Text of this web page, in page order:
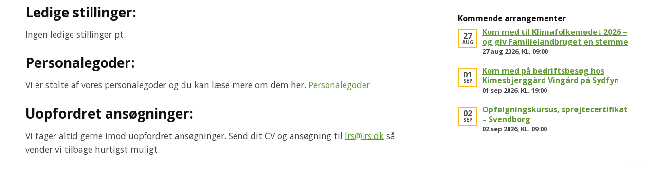
Ledige stillinger:
Ingen ledige stillinger pt.
Personalegoder:
Vi er stolte af vores personalegoder og du kan læse mere om dem her. Personalegoder
Uopfordret ansøgninger:
Vi tager altid gerne imod uopfordret ansøgninger. Send dit CV og ansøgning til lrs@lrs.dk så
vender vi tilbage hurtigst muligt.
Kommende arrangementer
27
AUG
Kom med til Klimafolkemødet 2026 –
og giv Familielandbruget en stemme
27 aug 2026, KL. 09:00
01
SEP
Kom med på bedriftsbesøg hos
Kimesbjerggård Vingård på Sydfyn
01 sep 2026, KL. 19:00
02
SEP
Opfølgningskursus, sprøjtecertifikat
– Svendborg
02 sep 2026, KL. 09:00